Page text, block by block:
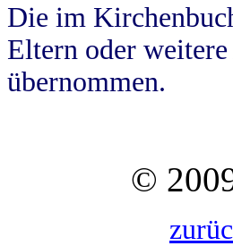
Die im
Eltern oder
übernommen.
©